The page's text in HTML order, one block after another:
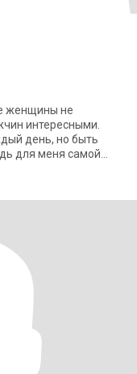
женщины не
интересными.
день, но быть
для меня самой